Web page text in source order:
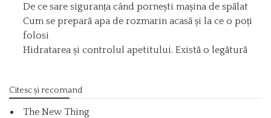
De ce sare siguranța când pornești mașina de spălat
Cum se prepară apa de rozmarin acasă și la ce o poți
folosi
Hidratarea și controlul apetitului. Există o legătură
Citesc și recomand
The New Thing